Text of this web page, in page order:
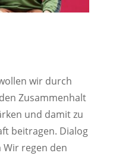
wir durch
Zusammenhalt
und damit zu
beitragen. Dialog
regen den